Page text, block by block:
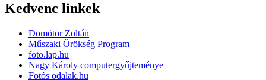
Kedvenc linkek
Dömötör Zoltán
Műszaki Örökség Program
foto.lap.hu
Nagy Károly computergyűjteménye
Fotós odalak.hu